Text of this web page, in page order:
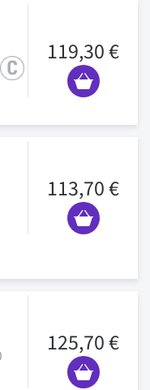
119,30 €
113,70 €
125,70 €